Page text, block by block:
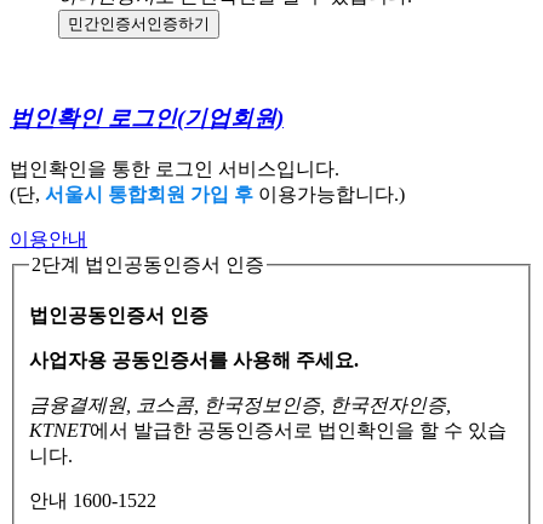
민간인증서 인증하기
법인확인 로그인(기업회원)
법인확인을 통한 로그인 서비스입니다.
(단, 서울시 통합회원 가입 후 이용가능합니다.)
이용안내
2단계 법인공동인증서 인증
법인공동인증서 인증
사업자용 공동인증서를 사용해 주세요.
금융결제원, 코스콤, 한국정보인증, 한국전자인증,
KTNET에서 발급한 공동인증서로 법인확인을 할 수 있습
니다.
안내 1600-1522